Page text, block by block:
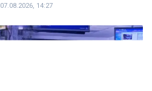
07.08.2026, 14:27